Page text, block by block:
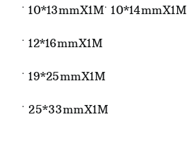
˙ 10*13mmX1M˙ 10*14mmX1M
˙ 12*16mmX1M
˙ 19*25mmX1M
˙ 25*33mmX1M